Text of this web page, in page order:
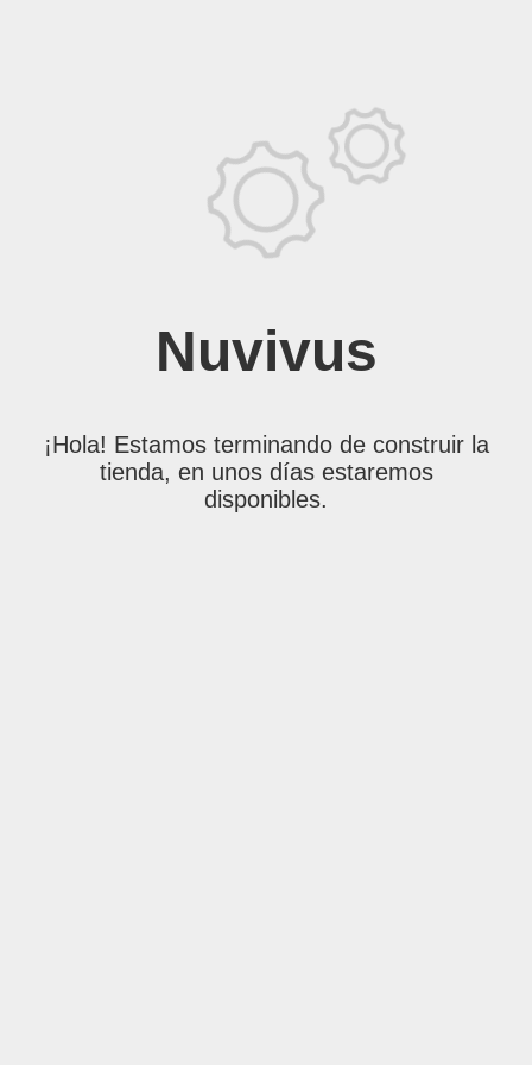
Nuvivus
¡Hola! Estamos terminando de construir la
tienda, en unos días estaremos
disponibles.